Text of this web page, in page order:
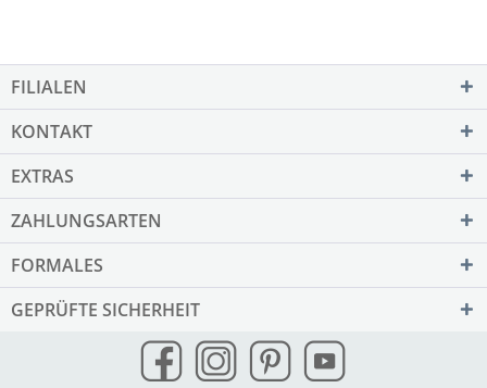
FILIALEN
KONTAKT
EXTRAS
ZAHLUNGSARTEN
FORMALES
GEPRÜFTE SICHERHEIT